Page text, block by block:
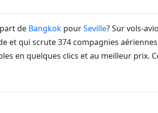
de Bangkok pourSeville? Sur vols-
et qui scrute 374 compagnies
en quelques clics et au meilleur prix.